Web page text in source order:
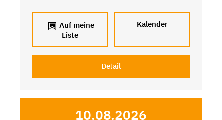
Auf meine
Liste
Kalender
Detail
10.08.2026